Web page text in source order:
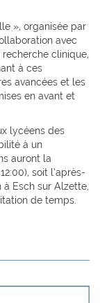
», organisée par
avec
clinique,
à ces
avancées et les
en avant et
lycéens des
à un
auront la
soit l’après-
à Esch sur Alzette,
de temps.